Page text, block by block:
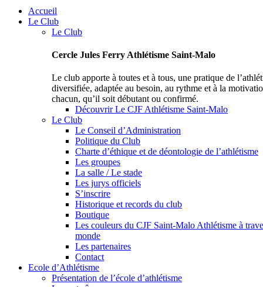
Accueil
Le Club
Le Club
Cercle Jules Ferry Athlétisme Saint-Malo
Le club apporte à toutes et à tous, une pratique de
diversifiée, adaptée au besoin, au rythme et à la
chacun, qu’il soit débutant ou confirmé.
Découvrir Le CJF Athlétisme Saint-Malo
Le Club
Le Conseil d’Administration
Politique du Club
Charte d’éthique et de déontologie de l’athlétisme
Les groupes
La salle / Le stade
Les jurys officiels
S’inscrire
Historique et records du club
Boutique
Les couleurs du CJF Saint-Malo Athlétisme à
monde
Les partenaires
Contact
Ecole d’Athlétisme
Présentation de l’école d’athlétisme